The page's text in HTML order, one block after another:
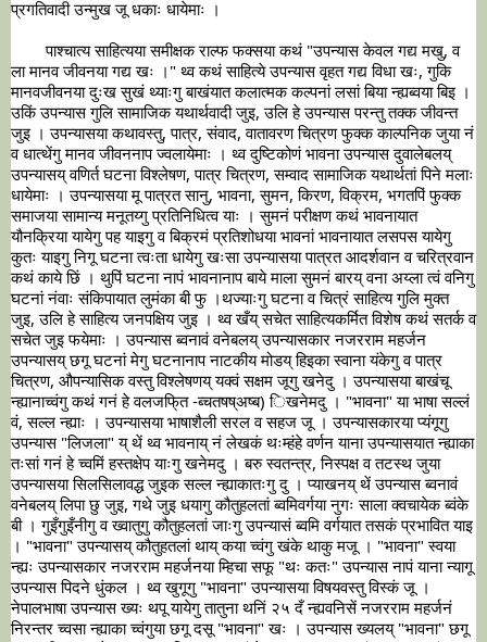
	पाश्चात्य साहित्यया समीक्षक राल्फ फक्सया कथं "उपन्यास केवल गद्य मखु, व
ला मानव जीवनया गद्य खः ।" थ्व कथं साहित्ये उपन्यास वृहत गद्य विधा खः, गुकि
मानवजीवनया दुःख सुखं थ्याःगु बाखंयात कलात्मक कल्पनां लसां बिया न्ह्यब्वया बिइ ।
उकिं उपन्यास गुलि सामाजिक यथार्थवादी जुइ, उलि हे उपन्यास परन्तु तक्क जीवन्त
जुइ । उपन्यासया कथावस्तु, पात्र, संवाद, वातावरण चित्रण फुक्क काल्पनिक जुया नं
व धात्थेंगु मानव जीवननाप ज्वलायेमाः । थ्व दुष्टिकोणं भावना उपन्यास दुवालेबलय्
उपन्यासय् वणिर्त घटना विश्लेषण, पात्र चित्रण, सम्वाद सामाजिक यथार्थतां पिने मलाः
धायेमाः । उपन्यासया मू पात्रत सानु, भावना, सुमन, किरण, विक्रम, भगतपिं फुक्क
समाजया सामान्य मनूतय्गु प्रतिनिधित्व याः । सुमनं परीक्षण कथं भावनायात
यौनक्रिया यायेगु पह याइगु व बिक्रमं प्रतिशोधया भावनां भावनायात लसपस यायेगु
कुतः याइगु निगू घटना त्वःता धायेगु खःसा उपन्यासया पात्रत आदर्शवान व चरित्रवान
कथं काये छिं । थुपिं घटना नापं भावनानाप बाये माला सुमनं बारय् वना अय्ला त्वं वनिगु
घटनां नंवाः संकिपायात लुमंका बी फु ।थज्याःगु घटना व चित्रं साहित्य गुलि मुक्त
जुइ, उलि हे साहित्य जनपक्षिय जुइ । थ्व खँय् सचेत साहित्यकर्मित विशेष कथं सतर्क व
सचेत जुइ फयेमाः । उपन्यास ब्वनावं वनेबलय् उपन्यासकार नजरराम महर्जन
उपन्यासय् छगू घटनां मेगु घटनानाप नाटकीय मोडय् हिइका स्वाना यंकेगु व पात्र
चित्रण, औपन्यासिक वस्तु विश्लेषणय् यक्वं सक्षम जूगु खनेदु । उपन्यासया बाखंचू
न्ह्यानाच्वंगु कथं गनं हे वलजफि्त -ब्चतषष्अष्ब) िखनेमदु । "भावना" या भाषा सल्लं
वं, सल्ल न्ह्याः । उपन्यासया भाषाशैली सरल व सहज जू । उपन्यासकारया प्यंगूगु
उपन्यास "लिजला" य् थें थ्व भावनाय् नं लेखकं थःम्हंहे वर्णन याना उपन्यासयात न्ह्याका
तःसां गनं हे च्वमिं हस्तक्षेप याःगु खनेमदु । बरु स्वतन्त्र, निस्पक्ष व तटस्थ जुया
उपन्यासया सिलसिलावद्ध जुइक सल्ल न्ह्याकातःगु दु । प्याखनय् थें उपन्यास ब्वनावं
वनेबलय् लिपा छु जुइ, गथे जुइ धयागु कौतुहलतां ब्वमिवर्गया नुगः साला क्वचायेक ब्वंके
बी । गुइँगुइँनीगु व ख्वातुगु कौतुहलतां जाःगु उपन्यासं ब्वमि वर्गयात तसकं प्रभावित याइ
। "भावना" उपन्यासय् कौतुहतलां थाय् कया च्वंगु खंके थाकु मजू । "भावना" स्वया
न्ह्यः उपन्यासकार नजरराम महर्जनया म्हिचा सफू "थः कतः" उपन्यास नापं याना न्यागू
उपन्यास पिदने धुंकल । थ्व खुगूगु "भावना" उपन्यासया विषयवस्तु विस्कं जू ।
नेपालभाषा उपन्यास ख्यः थपू यायेगु तातुना थनिं २५ दँ न्ह्यवनिसें नजरराम महर्जनं
निरन्तर च्वसा न्ह्याका च्वंगुया छगू दसू "भावना" खः । उपन्यास ख्यलय् "भावना" छगू